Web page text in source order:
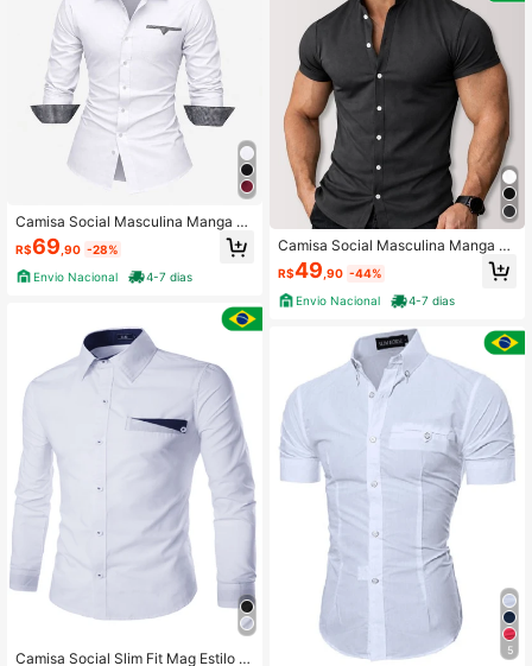
Camisa Social Masculina Manga Lo
nga Slim Fit
R$69 ,90 -28%
Envio Nacional
4-7 dias
Camisa Social Slim Fit Mag Estilo M
Camisa Social Masculina Manga C
urta Slim Elegante Gola Padre Cami
sa que não Amassa
R$49,90 -44%
Envio Nacional
4-7 dias
5